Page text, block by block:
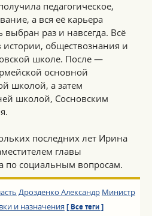
педагогическое,
а вся её карьера
раз и навсегда. Всё
истории, обществознания и
школе. После —
основной
школой, а затем
школой, Сосновским
последних лет Ирина
главы
по социальным вопросам.
Дрозденко Александр Министр
и назначения [ Все теги ]